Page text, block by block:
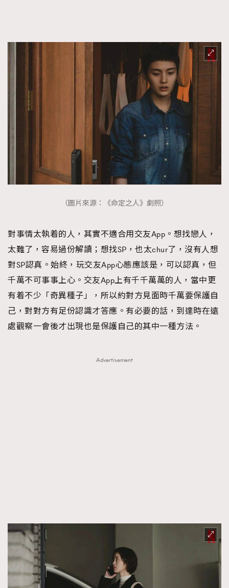
（圖片來源：《命定之人》劇照）
對事情太執着的人，其實不適合用交友App。想找戀人，
太難了，容易過份解讀；想找SP，也太chur了，沒有人想
對SP認真。始終，玩交友App心態應該是，可以認真，但
千萬不可事事上心。交友App上有千千萬萬的人，當中更
有着不少「奇異種子」，所以約對方見面時千萬要保護自
己，對對方有足份認識才答應。有必要的話，到達時在遠
處觀察一會後才出現也是保護自己的其中一種方法。
Advertisement